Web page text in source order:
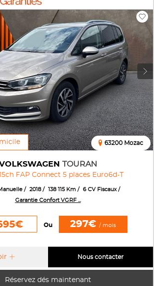
TOURAN
FAP Connect 5 places Euro6d-T
63200 Mozac
2018 138 115 Km
6 CV Fiscaux
Garantie Confort VGRF ...
Ou 297€ / mois
Réservez dés maintenant
Nous contacter